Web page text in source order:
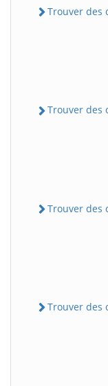
Trouver des
Trouver des
Trouver des
Trouver des